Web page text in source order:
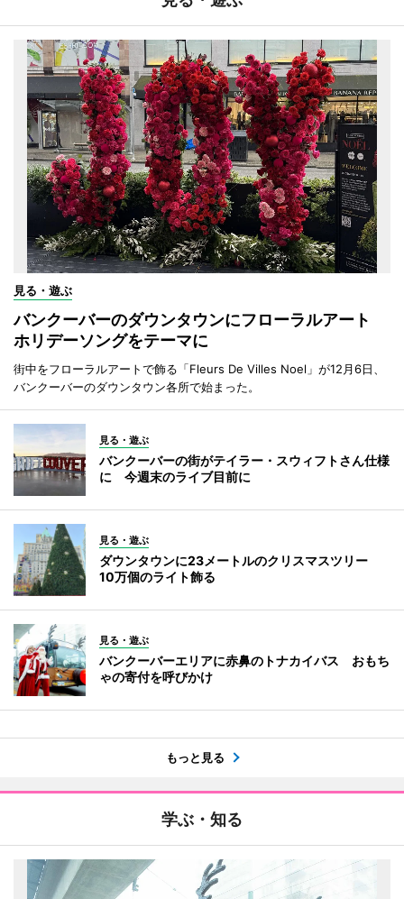
見る・遊ぶ
バンクーバーのダウンタウンにフローラルアート
ホリデーソングをテーマに
街中をフローラルアートで飾る「Fleurs De Villes Noel」が12月6日、
バンクーバーのダウンタウン各所で始まった。
見る・遊ぶ
バンクーバーの街がテイラー・スウィフトさん仕様
に 今週末のライブ目前に
見る・遊ぶ
ダウンタウンに23メートルのクリスマスツリー
10万個のライト飾る
見る・遊ぶ
バンクーバーエリアに赤鼻のトナカイバス おもち
ゃの寄付を呼びかけ
もっと見る
学ぶ・知る